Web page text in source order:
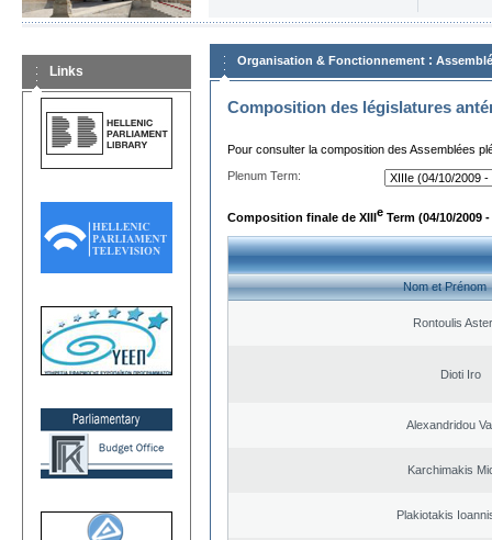
Links
Organisation & Fonctionnement :
Composition des législatures
Pour consulter la composition des Assemblées
Plenum Term:
Composition finale de XIIIe Term (04/10/2009 -
Nom et Prénom
Rontoulis
Dioti Iro
Alexandridou
Karchimakis
Plakiotakis